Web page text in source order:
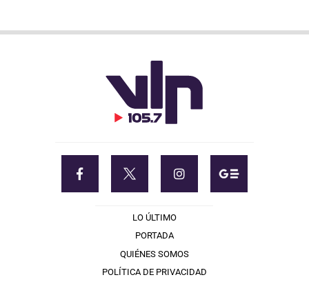
LO ÚLTIMO
PORTADA
QUIÉNES SOMOS
POLÍTICA DE PRIVACIDAD